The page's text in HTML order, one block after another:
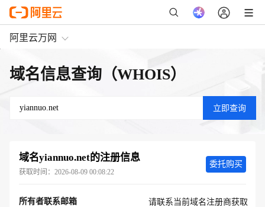
阿里云万网
域名信息查询（WHOIS）
域名yiannuo.net的注册信息
获取时间： 2026-08-09 00:08:22
所有者联系邮箱 请联系当前域名注册商获取
委托购买